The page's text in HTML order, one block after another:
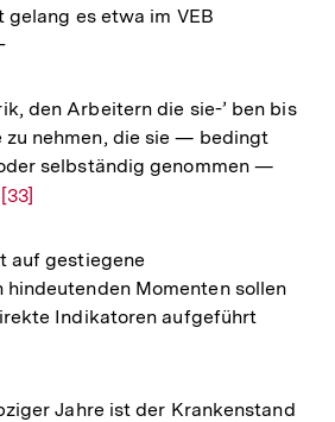
es etwa im VEB
den Arbeitern die sie-’ ben bis
zu nehmen, die sie — bedingt
selbständig genommen —
Zur
der
Fußnote
[33]
auf gestiegene
Momenten sollen
Indikatoren aufgeführt
Jahre ist der Krankenstand